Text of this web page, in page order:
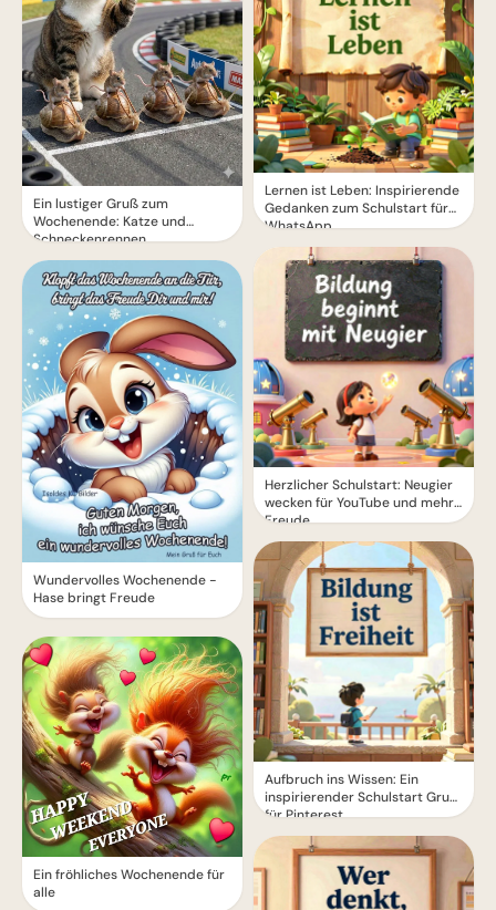
Ein lustiger Gruß zum
Wochenende: Katze und
Schneckenrennen
Wundervolles Wochenende -
Hase bringt Freude
Ein fröhliches Wochenende für
alle
Lernen ist Leben: Inspirierende
Gedanken zum Schulstart für
WhatsApp.
Herzlicher Schulstart: Neugier
wecken für YouTube und mehr
Freude
Aufbruch ins Wissen: Ein
inspirierender Schulstart Gruß
für Pinterest